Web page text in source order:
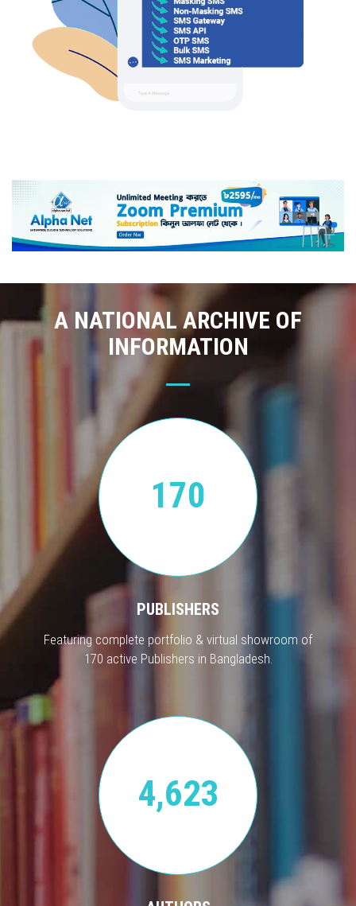
A NATIONAL ARCHIVE OF
INFORMATION
170
PUBLISHERS
Featuring complete portfolio & virtual showroom of
170 active Publishers in Bangladesh.
4,623